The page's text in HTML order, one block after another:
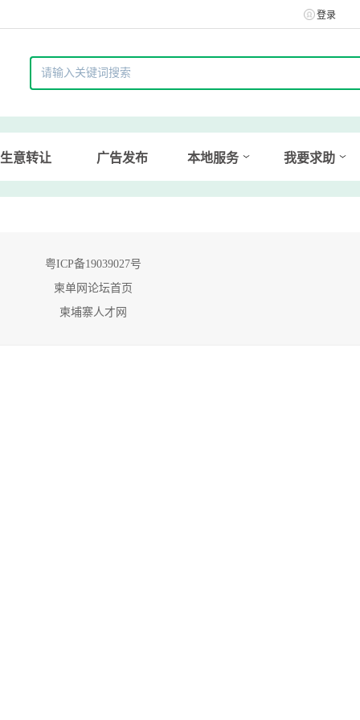
登录
生意转让 广告发布 本地服务 我要求助
粤ICP备19039027号
柬单网论坛首页
柬埔寨人才网